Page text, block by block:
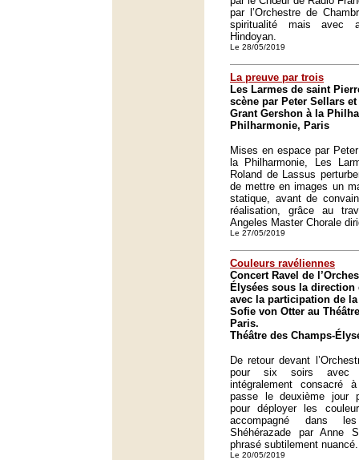
par l’Orchestre de
spiritualité mais avec
Hindoyan.
Le 28/05/2019
La preuve par trois
Les Larmes de saint
scène par Peter Sellars
Grant Gershon à la
Philharmonie, Paris
Mises en espace par
la Philharmonie, Les
Roland de Lassus
de mettre en images un
statique, avant de
réalisation, grâce au
Angeles Master Chorale
Le 27/05/2019
Couleurs ravéliennes
Concert Ravel de
Élysées sous la direction
avec la participation de
Sofie von Otter au
Paris.
Théâtre des Champs-
De retour devant
pour six soirs avec
intégralement consacré
passe le deuxième jour
pour déployer les
accompagné dans
Shéhérazade par Anne
phrasé subtilement nuancé.
Le 20/05/2019